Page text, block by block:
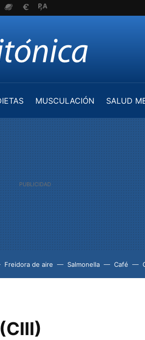
MUSCULACIÓN
SALUD
Freidora de aire Salmonella Café